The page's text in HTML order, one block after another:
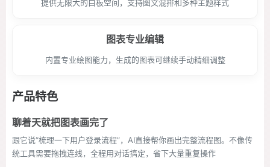
提供无限大的白板空间，支持图文混排和多种主题样式
图表专业编辑
内置专业绘图能力，生成的图表可继续手动精细调整
产品特色
聊着天就把图表画完了
跟它说“梳理一下用户登录流程”，AI直接帮你画出完整流程图。不像传
统工具需要拖拽连线，全程用对话搞定，省下大量重复操作